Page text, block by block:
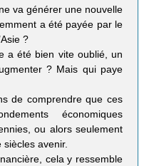
va générer une nouvelle
a été payée par le
?
a été bien vite oublié, un
? Mais qui paye
de comprendre que ces
économiques
ou alors seulement
avenir.
cela y ressemble